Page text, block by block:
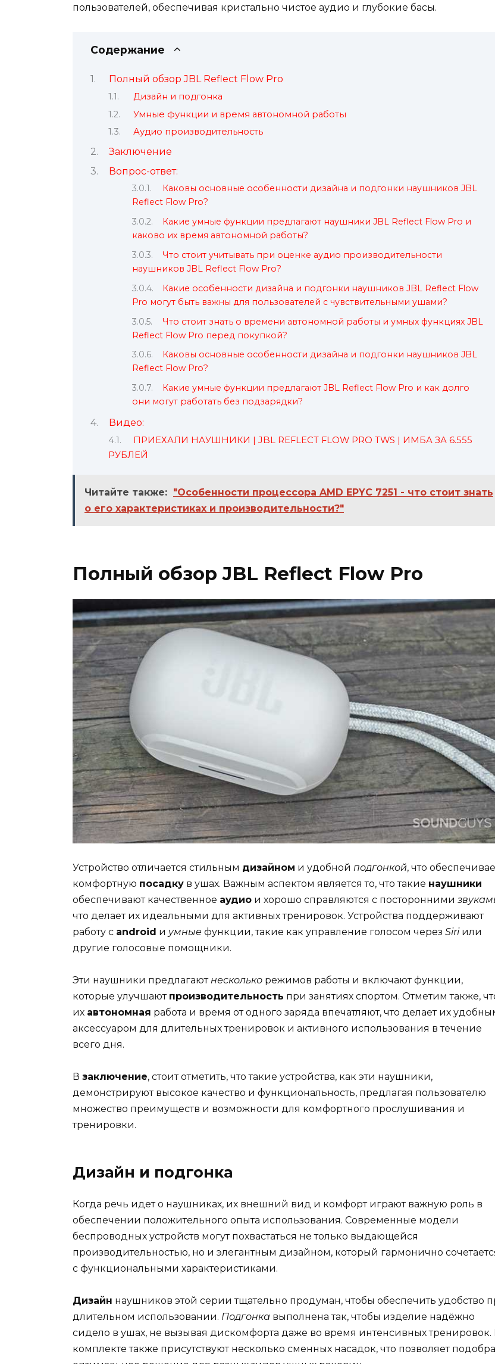
пользователей, обеспечивая кристально чистое аудио и глубокие басы.
Содержание
Полный обзор JBL Reflect Flow Pro
Дизайн и подгонка
Умные функции и время автономной работы
Аудио производительность
Заключение
Вопрос-ответ:
Каковы основные особенности дизайна и подгонки наушников JBL
Reflect Flow Pro?
Какие умные функции предлагают наушники JBL Reflect Flow Pro и
каково их время автономной работы?
Что стоит учитывать при оценке аудио производительности
наушников JBL Reflect Flow Pro?
Какие особенности дизайна и подгонки наушников JBL Reflect Flow
Pro могут быть важны для пользователей с чувствительными ушами?
Что стоит знать о времени автономной работы и умных функциях JBL
Reflect Flow Pro перед покупкой?
Каковы основные особенности дизайна и подгонки наушников JBL
Reflect Flow Pro?
Какие умные функции предлагают JBL Reflect Flow Pro и как долго
они могут работать без подзарядки?
Видео:
ПРИЕХАЛИ НАУШНИКИ | JBL REFLECT FLOW PRO TWS | ИМБА ЗА 6.555
РУБЛЕЙ
Читайте также: "Особенности процессора AMD EPYC 7251 - что стоит знать
о его характеристиках и производительности?"
Полный обзор JBL Reflect Flow Pro
Устройство отличается стильным дизайном и удобной подгонкой, что
комфортную посадку в ушах. Важным аспектом является то, что такие наушники
обеспечивают качественное аудио и хорошо справляются с посторонними
что делает их идеальными для активных тренировок. Устройства поддерживают
работу с android и умные функции, такие как управление голосом через Siriили
другие голосовые помощники.
Эти наушники предлагаютнесколько режимов работы и включают функции,
которые улучшают производительность при занятиях спортом. Отметим также,
их автономная работа и время от одного заряда впечатляют, что делает их
аксессуаром для длительных тренировок и активного использования в течение
всего дня.
В заключение, стоит отметить, что такие устройства, как эти наушники,
демонстрируют высокое качество и функциональность, предлагая пользователю
множество преимуществ и возможности для комфортного прослушивания и
тренировки.
Дизайн и подгонка
Когда речь идет о наушниках, их внешний вид и комфорт играют важную роль в
обеспечении положительного опыта использования. Современные модели
беспроводных устройств могут похвастаться не только выдающейся
производительностью, но и элегантным дизайном, который гармонично
с функциональными характеристиками.
Дизайн наушников этой серии тщательно продуман, чтобы обеспечить удобство
длительном использовании. Подгонка выполнена так, чтобы изделие надёжно
сидело в ушах, не вызывая дискомфорта даже во время интенсивных тренировок.
комплекте также присутствуют несколько сменных насадок, что позволяет